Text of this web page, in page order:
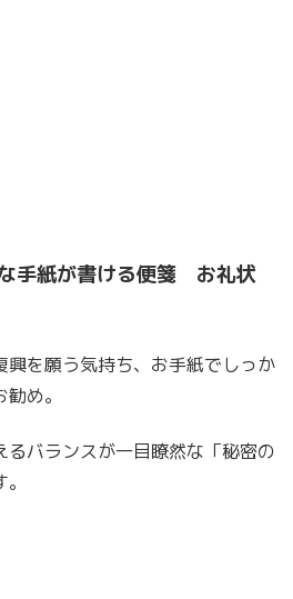
手紙が書ける便箋 お礼状
興を願う気持ち、お手紙でしっか
め。
バランスが一目瞭然な「秘密の